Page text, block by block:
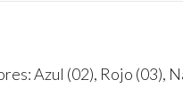
Azul (02), Rojo